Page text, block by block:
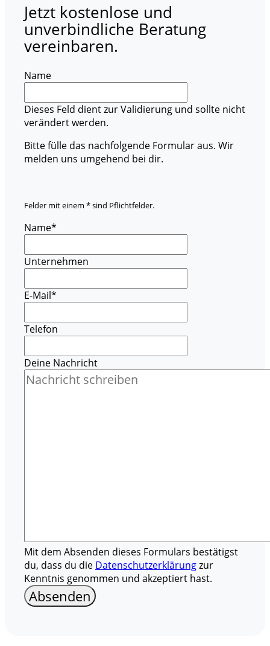
Jetzt kostenlose und
unverbindliche Beratung
vereinbaren.
Name
Dieses Feld dient zur Validierung und sollte nicht
verändert werden.
Bitte fülle das nachfolgende Formular aus. Wir
melden uns umgehend bei dir.
Felder mit einem * sind Pflichtfelder.
Name*
Unternehmen
E-Mail*
Telefon
Deine Nachricht
Mit dem Absenden dieses Formulars bestätigst
du, dass du die Datenschutzerklärungzur
Kenntnis genommen und akzeptiert hast.